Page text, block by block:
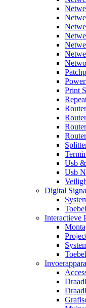
Print
Usb
Usb
Digital
Interactieve